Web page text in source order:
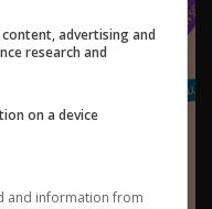
advertising and
research and
on a device
and information from